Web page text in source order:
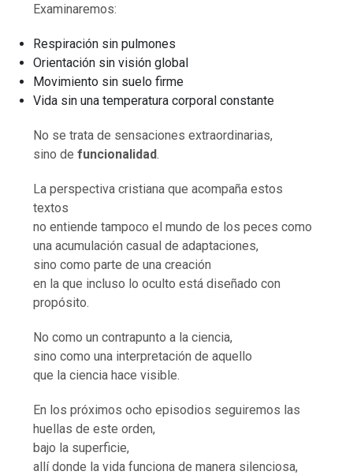
Examinaremos:
Respiración sin pulmones
Orientación sin visión global
Movimiento sin suelo firme
Vida sin una temperatura corporal constante
No se trata de sensaciones extraordinarias,
sino defuncionalidad.
La perspectiva cristiana que acompaña estos
textos
no entiende tampoco el mundo de los peces como
una acumulación casual de adaptaciones,
sino como parte de una creación
en la que incluso lo oculto está diseñado con
propósito.
No como un contrapunto a la ciencia,
sino como una interpretación de aquello
que la ciencia hace visible.
En los próximos ocho episodios seguiremos las
huellas de este orden,
bajo la superficie,
allí donde la vida funciona de manera silenciosa,